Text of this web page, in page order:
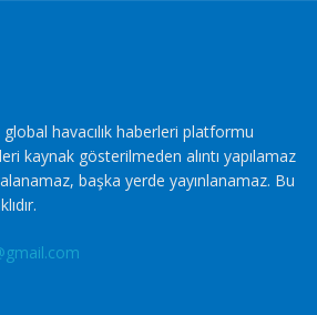
havacılık haberleri platformu
kaynak gösterilmeden alıntı yapılamaz
başka yerde yayınlanamaz. Bu